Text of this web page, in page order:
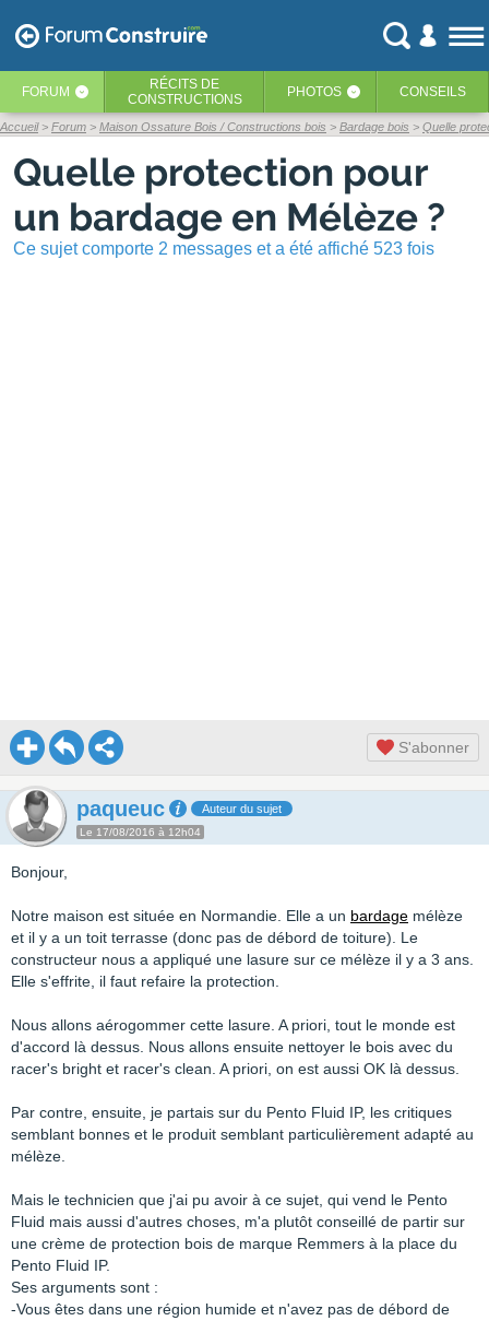
FORUM ‹ RÉCITS DE
CONSTRUCTIONS
PHOTOS ‹ CONSEILS
Accueil Forum Maison Ossature Bois / Constructions bois Bardage bois Quelle
Quelle protection pour
un bardage en Mélèze ?
Ce sujet comporte 2 messages et a été affiché 523 fois
S'abonner
paqueuc Auteur du sujet
Le 17/08/2016 à 12h04
Bonjour,
Notre maison est située en Normandie. Elle a un bardage mélèze
et il y a un toit terrasse (donc pas de débord de toiture). Le
constructeur nous a appliqué une lasure sur ce mélèze il y a 3 ans.
Elle s'effrite, il faut refaire la protection.
Nous allons aérogommer cette lasure. A priori, tout le monde est
d'accord là dessus. Nous allons ensuite nettoyer le bois avec du
racer's bright et racer's clean. A priori, on est aussi OK là dessus.
Par contre, ensuite, je partais sur du Pento Fluid IP, les critiques
semblant bonnes et le produit semblant particulièrement adapté au
mélèze.
Mais le technicien que j'ai pu avoir à ce sujet, qui vend le Pento
Fluid mais aussi d'autres choses, m'a plutôt conseillé de partir sur
une crème de protection bois de marque Remmers à la place du
Pento Fluid IP.
Ses arguments sont :
-Vous êtes dans une région humide et n'avez pas de débord de